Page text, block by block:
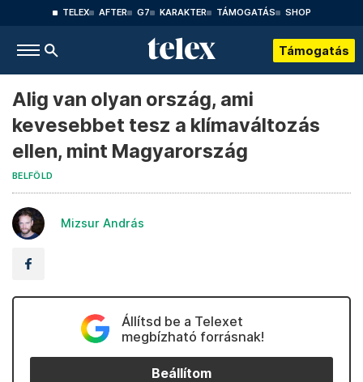
TELEX AFTER G7 KARAKTER TÁMOGATÁS SHOP
Támogatás
Alig van olyan ország, ami
kevesebbet tesz a klímaváltozás
ellen, mint Magyarország
BELFÖLD
Mizsur András
Állítsd be a Telexet
megbízható forrásnak!
Beállítom